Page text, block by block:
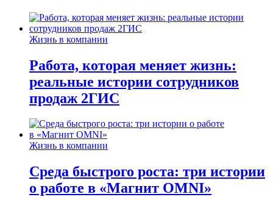
Жизнь в компании
Работа, которая меняет жизнь:
реальные истории сотрудников
продаж 2ГИС
Жизнь в компании
Среда быстрого роста: три истории
о работе в «Магнит OMNI»